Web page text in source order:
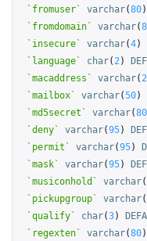
`fromuser`
varchar(80)
`fromdomain`
varchar(
`insecure`
varchar(4)
`language`
char( 2)
`macaddress`
varchar(
`mailbox`
varchar(50)
`md5secret`
varchar(80
`deny`
varchar(95)
`permit`
varchar(95)
`mask`
varchar(95)
`musiconhold`
varchar(
`pickupgroup`
varchar(
`qualify`
char(3)
`regexten`
varchar(80)